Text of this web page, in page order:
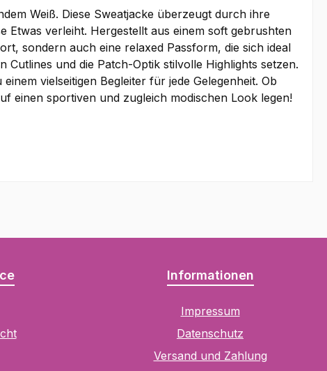
Weiß. Diese Sweatjacke überzeugt durch ihre
Etwas verleiht. Hergestellt aus einem soft gebrushten
sondern auch eine relaxed Passform, die sich ideal
und die Patch-Optik stilvolle Highlights setzen.
vielseitigen Begleiter für jede Gelegenheit. Ob
einen sportiven und zugleich modischen Look legen!
Informationen
Impressum
Datenschutz
Versand und Zahlung